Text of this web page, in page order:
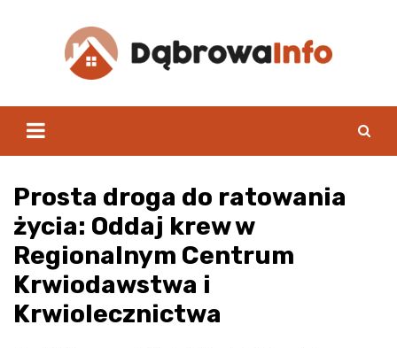
Prosta droga do ratowania
życia: Oddaj krew w
Regionalnym Centrum
Krwiodawstwa i
Krwiolecznictwa